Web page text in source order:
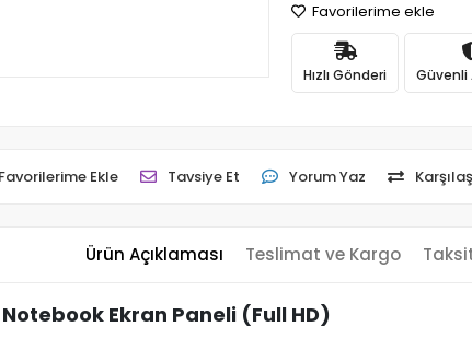
Favorilerime ekle
Hızlı Gönderi Güvenli
Favorilerime Ekle Tavsiye Et Yorum Yaz
Ürün Açıklaması Teslimat ve Kargo
Notebook Ekran Paneli (Full HD)